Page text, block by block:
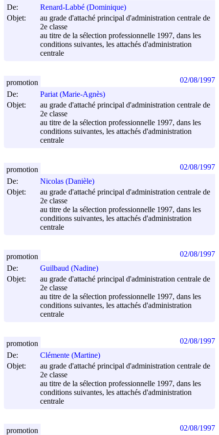
De:
Renard-Labbé (Dominique)
Objet:
au grade d'attaché principal d'administration centrale de
2e classe
au titre de la sélection professionnelle 1997, dans les
conditions suivantes, les attachés d'administration
centrale
De:
Pariat (Marie-Agnès)
Objet:
au grade d'attaché principal d'administration centrale de
2e classe
au titre de la sélection professionnelle 1997, dans les
conditions suivantes, les attachés d'administration
centrale
promotion 02/08/1997
De:
Nicolas (Danièle)
Objet:
au grade d'attaché principal d'administration centrale de
2e classe
au titre de la sélection professionnelle 1997, dans les
conditions suivantes, les attachés d'administration
centrale
promotion 02/08/1997
De:
Guilbaud (Nadine)
Objet:
au grade d'attaché principal d'administration centrale de
2e classe
au titre de la sélection professionnelle 1997, dans les
conditions suivantes, les attachés d'administration
centrale
promotion 02/08/1997
De:
Clémente (Martine)
Objet:
au grade d'attaché principal d'administration centrale de
2e classe
au titre de la sélection professionnelle 1997, dans les
conditions suivantes, les attachés d'administration
centrale
promotion 02/08/1997
promotion 02/08/1997